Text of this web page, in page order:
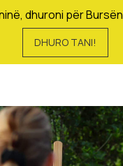
dhuroni për Bursën
DHURO TANI!